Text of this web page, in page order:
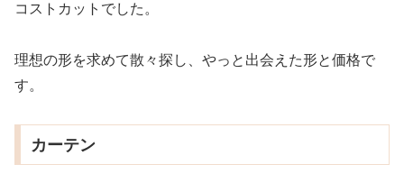
コストカットでした。
理想の形を求めて散々探し、やっと出会えた形と価格で
す。
カーテン